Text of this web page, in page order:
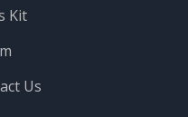
Kit
Us